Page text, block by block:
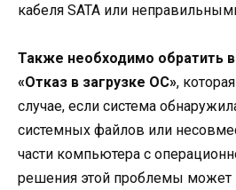
кабеля SATA или
Также необходимо обратить
«Отказ в загрузке ОС»,
случае, если система
системных файлов или
части компьютера с
решения этой проблемы может